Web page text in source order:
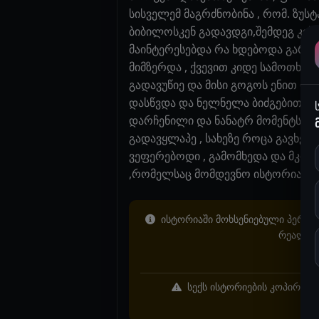
სისველემ მაგრძნობინა , რომ.
ბიბილოსკენ გადავდგი,შემდეგ
მაინტერესებდა რა ხდებოდა
მიმზერდა , ქვევით კიდე
გადავუწიე და მისი გოგოს ენით
დასწვდა და ნელნელა ბიძგებით
დარჩენილი და ნანატრ მომენტს
გადავყლაპე , სახეზე როცა
ვეფერებოდი , გამომხედა და
,რომელსაც მომდევნო ისტორიად
ისტორიაში მოხსენიებული
რეალურ
სექს ისტორიების